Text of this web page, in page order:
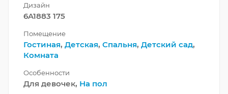
Дизайн
6A1883 175
Помещение
Гостиная, Детская, Спальня, Детский сад,
Комната
Особенности
Для девочек, На пол